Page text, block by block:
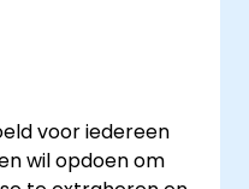
voor iedereen
wil opdoen om